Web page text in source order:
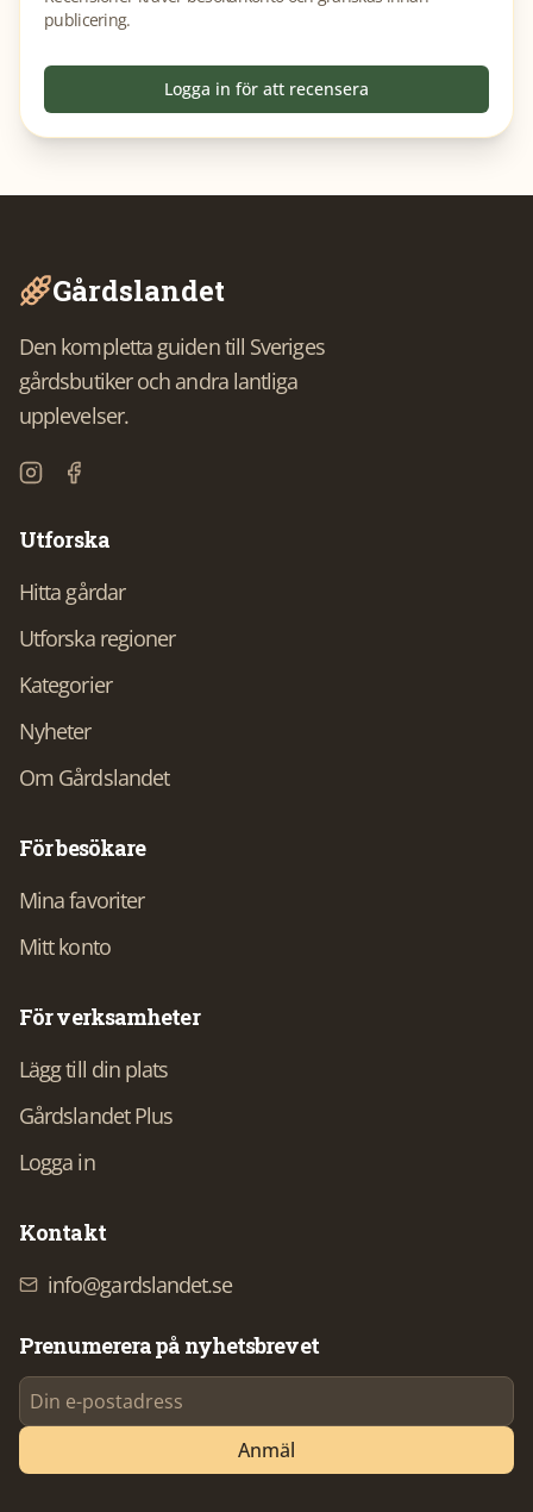
publicering.
Logga in för att recensera
Gårdslandet
Den kompletta guiden till Sveriges
gårdsbutiker och andra lantliga
upplevelser.
Utforska
Hitta gårdar
Utforska regioner
Kategorier
Nyheter
Om Gårdslandet
För besökare
Mina favoriter
Mitt konto
För verksamheter
Lägg till din plats
Gårdslandet Plus
Logga in
Kontakt
info@gardslandet.se
Prenumerera på nyhetsbrevet
Anmäl